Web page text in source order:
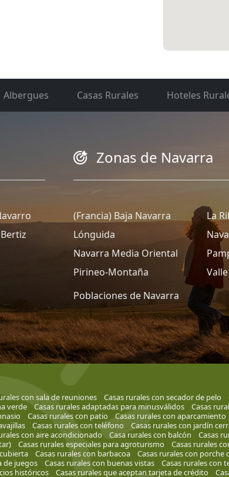
Albergues Casas Rurales Hoteles
Zonas de Navarra
(Francia) Baja Navarra
La
Lónguida
Navarra Media Oriental
Pirineo-Montaña
Poblaciones de Navarra
con sala de reuniones Casas rurales con secador de pelo
verde
Casas rurales adaptadas para minusválidos Casas
Casas rurales con patio Casas rurales con aparcamiento
Casas rurales con teléfono Casas rurales con jardín
con aire acondicionado
Casa rurales con balcón Casas
Casas rurales especiales para agroturismo Casas rurales
Casas rurales con barbacoa Casas rurales con porche
de juegos
Casas rurales con buenas vistas Casas rurales con
históricos
Casas rurales que aceptan tarjeta de crédito